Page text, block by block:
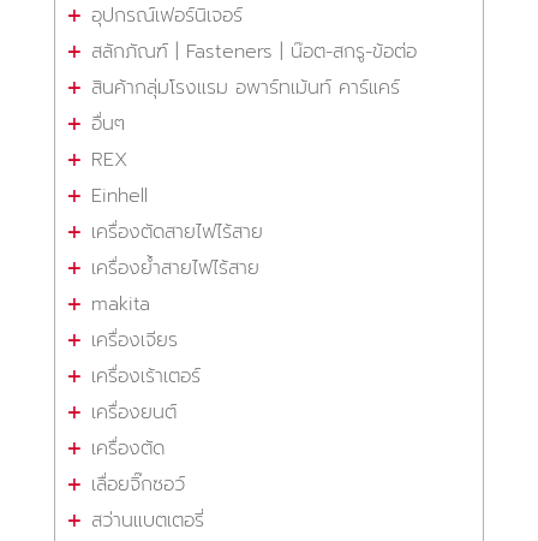
อุปกรณ์เฟอร์นิเจอร์
สลักภัณฑ์ | Fasteners | น๊อต-สกรู-ข้อต่อ
สินค้ากลุ่มโรงแรม อพาร์ทเม้นท์ คาร์แคร์
อื่นๆ
REX
Einhell
เครื่องตัดสายไฟไร้สาย
เครื่องย้ำสายไฟไร้สาย
makita
เครื่องเจียร
เครื่องเร้าเตอร์
เครื่องยนต์
เครื่องตัด
เลื่อยจิ๊กซอว์
สว่านแบตเตอรี่